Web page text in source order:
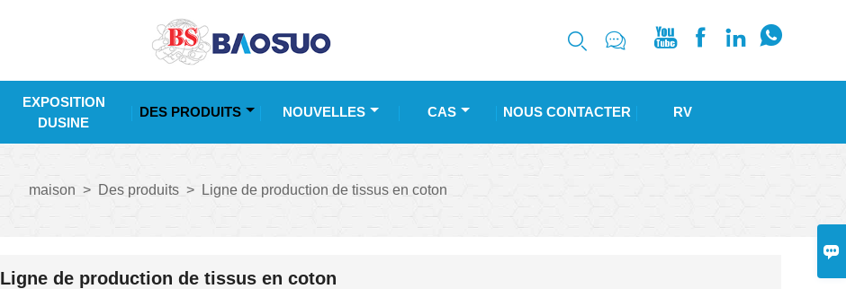

     
EXPOSITION
DUSINE
DES PRODUITS NOUVELLES CAS NOUS CONTACTER RV
maison > Des produits > Ligne de production de tissus en coton
Ligne de production de tissus en coton